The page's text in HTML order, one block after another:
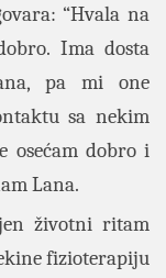
“Hvala na
Ima dosta
pa mi one
sa nekim
osećam dobro i
Lana.
životni ritam
fizioterapiju